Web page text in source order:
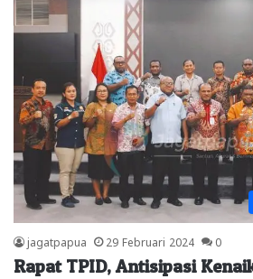
jagatpapua 29 Februari 2024 0
Rapat TPID, Antisipasi